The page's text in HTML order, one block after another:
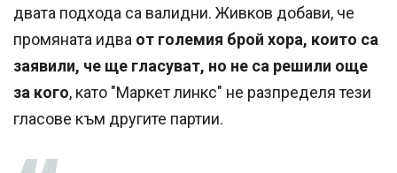
двата подхода са валидни. Живков добави, че
промяната идва от големия брой хора, които са
заявили, че ще гласуват, но не са решили още
за кого, като "Маркет линкс" не разпределя тези
гласове към другите партии.